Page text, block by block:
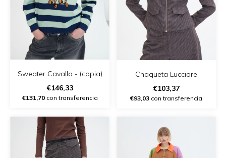
Sweater Cavallo - (copia)
€146,33
€131,70con transferencia
Chaqueta Lucciare
€103,37
€93,03 con transferencia